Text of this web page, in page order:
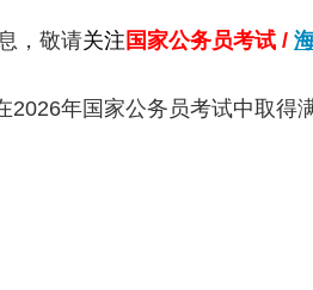
，敬请关注 国家公务员考试 /
年国家公务员考试中取得